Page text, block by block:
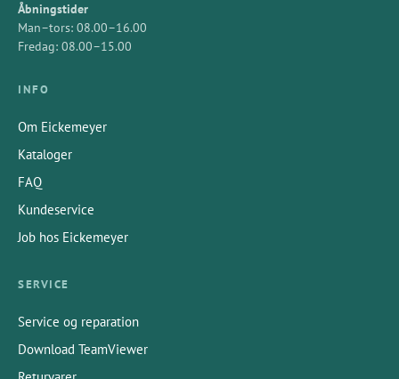
Åbningstider
Man–tors: 08.00–16.00
Fredag: 08.00–15.00
INFO
Om Eickemeyer
Kataloger
FAQ
Kundeservice
Job hos Eickemeyer
SERVICE
Service og reparation
Download TeamViewer